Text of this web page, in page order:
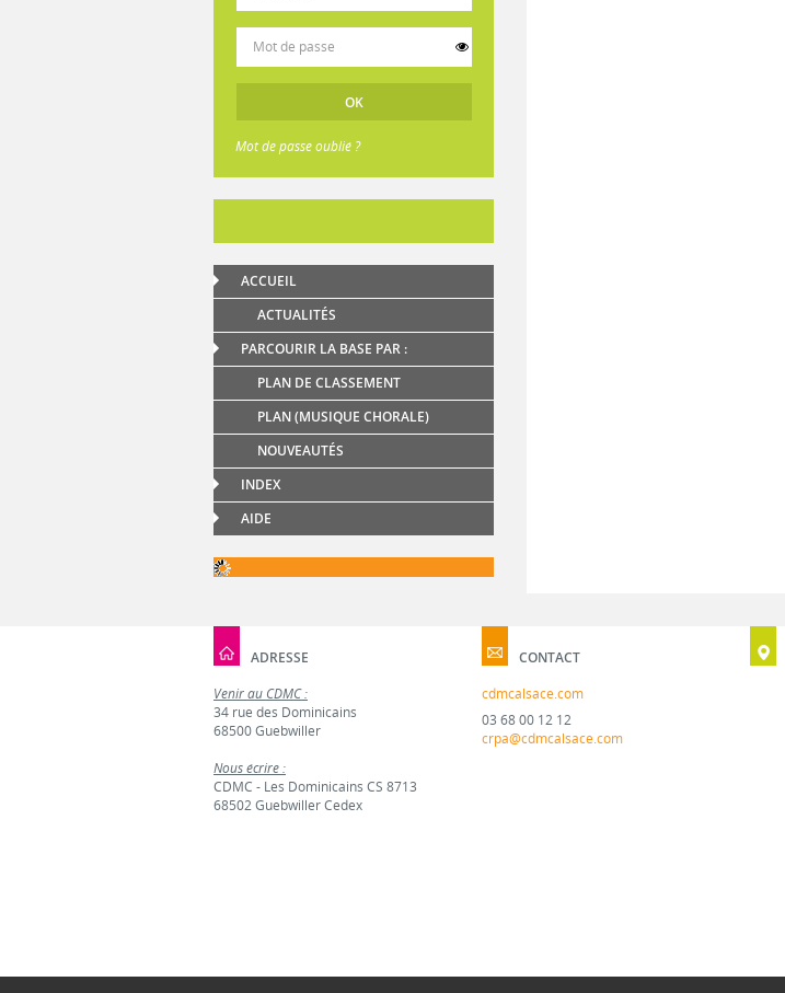
Mot de passe oublié ?
ACCUEIL
ACTUALITÉS
PARCOURIR LA BASE PAR :
PLAN DE CLASSEMENT
PLAN (MUSIQUE CHORALE)
NOUVEAUTÉS
INDEX
AIDE
ADRESSE
Venir au CDMC :
34 rue des Dominicains
68500 Guebwiller
Nous écrire :
CDMC - Les Dominicains CS 8713
68502 Guebwiller Cedex
CONTACT
cdmcalsace.com
03 68 00 12 12
crpa@cdmcalsace.com